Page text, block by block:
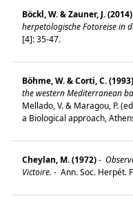
Böckl, W. & Zauner, J. (2014)
herpetologische Fotoreise in
[4]: 35-47.
Böhme, W. & Corti, C. (1993)
the western Mediterranean
Mellado, V. & Maragou, P.
a Biological approach,
Cheylan, M. (1972)-
Victoire. - Ann. Soc. Herpét.